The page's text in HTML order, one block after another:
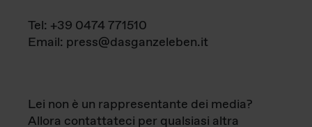
Tel: +39 0474 771510
Email: press@dasganzeleben.it
Lei non è un rappresentante dei media?
Allora contattateci per qualsiasi altra